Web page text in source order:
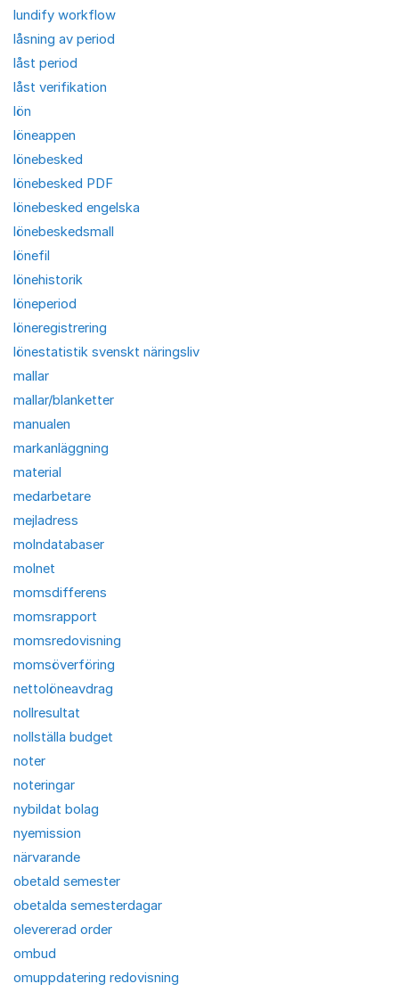
lundify workflow
låsning av period
låst period
låst verifikation
lön
löneappen
lönebesked
lönebesked PDF
lönebesked engelska
lönebeskedsmall
lönefil
lönehistorik
löneperiod
löneregistrering
lönestatistik svenskt näringsliv
mallar
mallar/blanketter
manualen
markanläggning
material
medarbetare
mejladress
molndatabaser
molnet
momsdifferens
momsrapport
momsredovisning
momsöverföring
nettolöneavdrag
nollresultat
nollställa budget
noter
noteringar
nybildat bolag
nyemission
närvarande
obetald semester
obetalda semesterdagar
olevererad order
ombud
omuppdatering redovisning